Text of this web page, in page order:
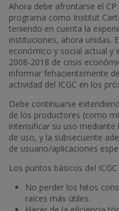
Ahora debe afrontarse el
programa como Institut
teniendo en cuenta la
instituciones, ahora unidas.
económico y social actual y
2008-2018 de crisis
informar fehacientemente
actividad del ICGC en los
Debe continuarse
de los productores (como
intensificar su uso mediante
de uso, y la subsecuente
de usuario/aplicaciones
Los puntos básicos del
No perder los hitos
raíces más útiles.